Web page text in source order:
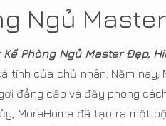
Ngủ
Kế Phòng Ngủ Master Đẹp,
tính của chủ nhân. Năm
đẳng cấp và đầy phong
MoreHome đã tạo ra một